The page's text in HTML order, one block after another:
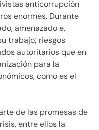
anticorrupción
enormes. Durante
amenazado e,
trabajo; riesgos
autoritarios que en
para la
como es el
de las promesas de
entre ellos la